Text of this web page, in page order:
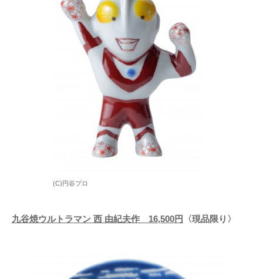
(C)円谷プロ
九谷焼ウルトラマン 西 由紀夫作 16,500円 〈現品限り〉